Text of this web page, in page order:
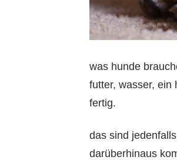
was hunde
futter, wasser, ein
fertig.
das sind
darüberhinaus